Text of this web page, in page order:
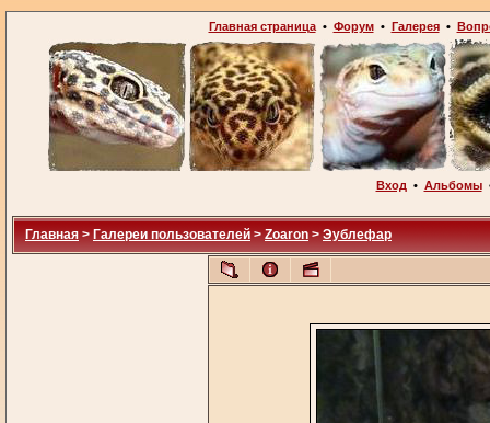
Главная страница• Форум• Галерея•
Вход • Альбомы
Главная > Галереи пользователей > Zoaron > Эублефар